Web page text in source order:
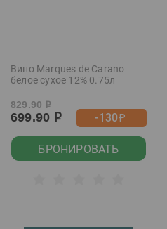
Вино Marques de Carano
белое сухое 12% 0.75л
829.90 р
699.90 р -130р
БРОНИРОВАТЬ